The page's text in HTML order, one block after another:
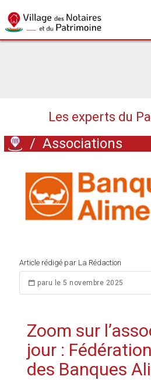
Les experts du
/ Associations
Article rédigé par La Rédaction
paru le 5 novembre 2025
Zoom sur
jour :
des Banques